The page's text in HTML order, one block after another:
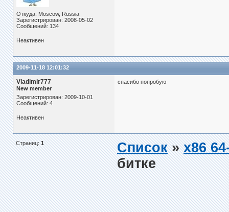
Откуда: Moscow, Russia
Зарегистрирован: 2008-05-02
Сообщений: 134
Неактивен
2009-11-18 12:01:32
Vladimir777
New member
Зарегистрирован: 2009-10-01
Сообщений: 4
спасибо попробую
Неактивен
Страниц:1 Список»x86
битке